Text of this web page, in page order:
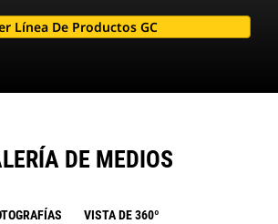
Línea De Productos GC
DE MEDIOS
VISTA DE 360º